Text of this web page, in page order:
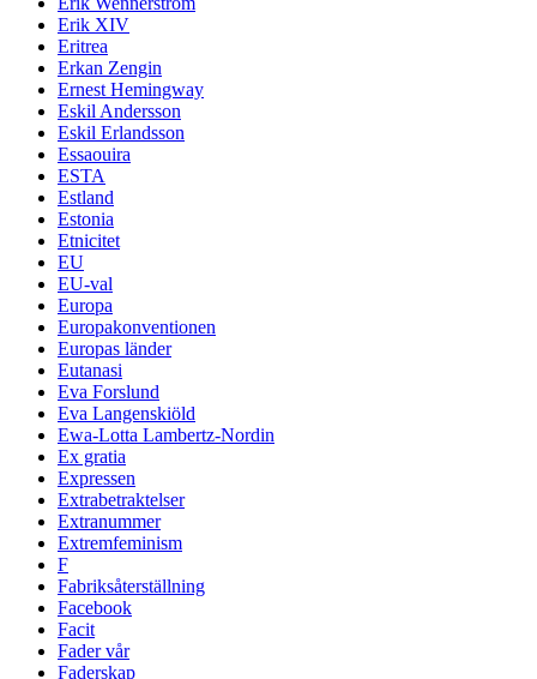
Erik XIV
Eritrea
Erkan Zengin
Ernest Hemingway
Eskil Andersson
Eskil Erlandsson
Essaouira
ESTA
Estland
Estonia
Etnicitet
EU
EU-val
Europa
Europakonventionen
Europas länder
Eutanasi
Eva Forslund
Eva Langenskiöld
Ewa-Lotta Lambertz-Nordin
Ex gratia
Expressen
Extrabetraktelser
Extranummer
Extremfeminism
F
Fabriksåterställning
Facebook
Facit
Fader vår
Faderskap